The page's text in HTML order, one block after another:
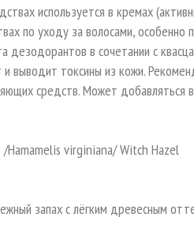
используется в кремах
по уходу за волосами, особенно
дезодорантов в сочетании с
выводит токсины из кожи.
средств. Может добавляться
/Hamamelis virginiana/ Witch Hazel
запах с лёгким древесным